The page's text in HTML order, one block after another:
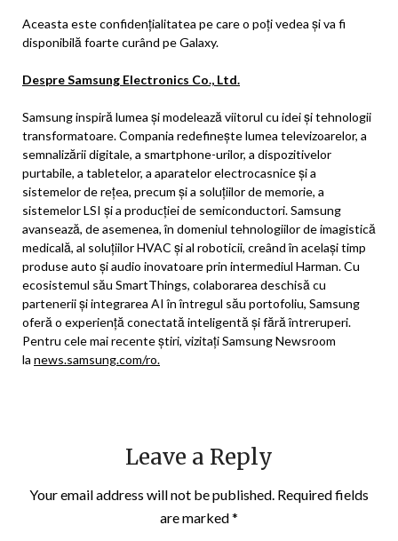
Aceasta este confidențialitatea pe care o poți vedea și va fi
disponibilă foarte curând pe Galaxy.
Despre Samsung Electronics Co., Ltd.
Samsung inspiră lumea și modelează viitorul cu idei și tehnologii
transformatoare. Compania redefinește lumea televizoarelor, a
semnalizării digitale, a smartphone-urilor, a dispozitivelor
purtabile, a tabletelor, a aparatelor electrocasnice și a
sistemelor de rețea, precum și a soluțiilor de memorie, a
sistemelor LSI și a producției de semiconductori. Samsung
avansează, de asemenea, în domeniul tehnologiilor de imagistică
medicală, al soluțiilor HVAC și al roboticii, creând în același timp
produse auto și audio inovatoare prin intermediul Harman. Cu
ecosistemul său SmartThings, colaborarea deschisă cu
partenerii și integrarea AI în întregul său portofoliu, Samsung
oferă o experiență conectată inteligentă și fără întreruperi.
Pentru cele mai recente știri, vizitați Samsung Newsroom
la news.samsung.com/ro.
Leave a Reply
Your email address will not be published. Required fields
are marked*